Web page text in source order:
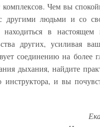
комплексов. Чем вы
с другими людьми и со
в настоящем
других, усиливая
соединению на более
дыхания, найдите
и вы